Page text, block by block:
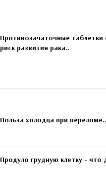
Противозачаточные таблетки
риск развития рака..
Польза холодца при переломе..
Продуло грудную клетку - что